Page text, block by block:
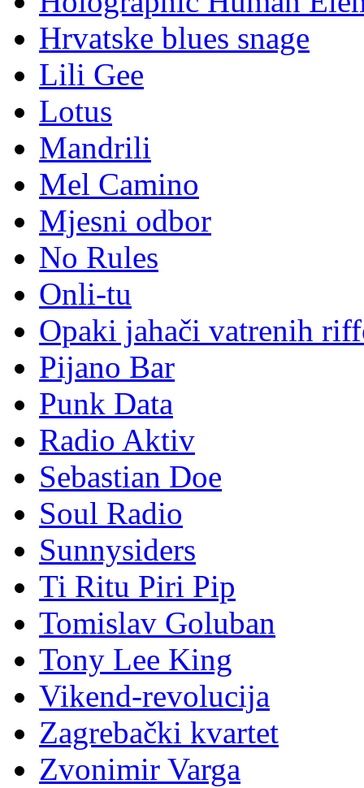
Hrvatske blues snage
Lili Gee
Lotus
Mandrili
Mel Camino
Mjesni odbor
No Rules
Onli-tu
Opaki jahači vatrenih
Pijano Bar
Punk Data
Radio Aktiv
Sebastian Doe
Soul Radio
Sunnysiders
Ti Ritu Piri Pip
Tomislav Goluban
Tony Lee King
Vikend-revolucija
Zagrebački kvartet
Zvonimir Varga